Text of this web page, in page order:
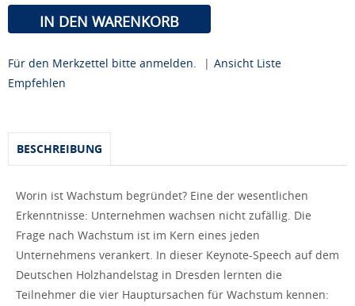
IN DEN WARENKORB
Für den Merkzettel bitte anmelden. | Ansicht Liste
Empfehlen
BESCHREIBUNG
Worin ist Wachstum begründet? Eine der wesentlichen
Erkenntnisse: Unternehmen wachsen nicht zufällig. Die
Frage nach Wachstum ist im Kern eines jeden
Unternehmens verankert. In dieser Keynote-Speech auf dem
Deutschen Holzhandelstag in Dresden lernten die
Teilnehmer die vier Hauptursachen für Wachstum kennen: